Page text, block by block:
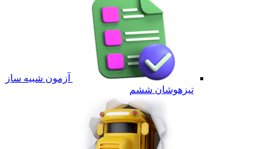
آزمون شبیه ساز
تیزهوشان ششم